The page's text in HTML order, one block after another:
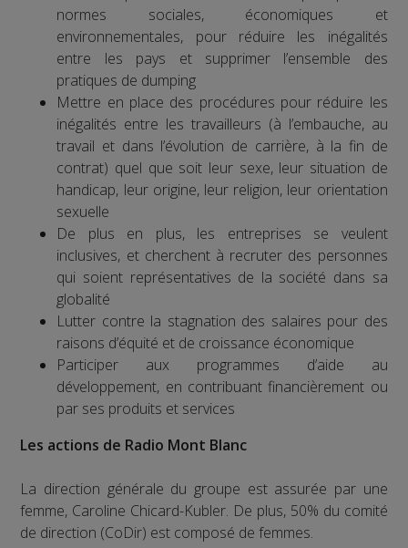
normes sociales, économiques et
environnementales, pour réduire les inégalités
entre les pays et supprimer l’ensemble des
pratiques de dumping
Mettre en place des procédures pour réduire les
inégalités entre les travailleurs (à l’embauche, au
travail et dans l’évolution de carrière, à la fin de
contrat) quel que soit leur sexe, leur situation de
handicap, leur origine, leur religion, leur orientation
sexuelle
De plus en plus, les entreprises se veulent
inclusives, et cherchent à recruter des personnes
qui soient représentatives de la société dans sa
globalité
Lutter contre la stagnation des salaires pour des
raisons d’équité et de croissance économique
Participer aux programmes d’aide au
développement, en contribuant financièrement ou
par ses produits et services
Les actions de Radio Mont Blanc
La direction générale du groupe est assurée par une
femme, Caroline Chicard-Kubler. De plus, 50% du comité
de direction (CoDir) est composé de femmes.